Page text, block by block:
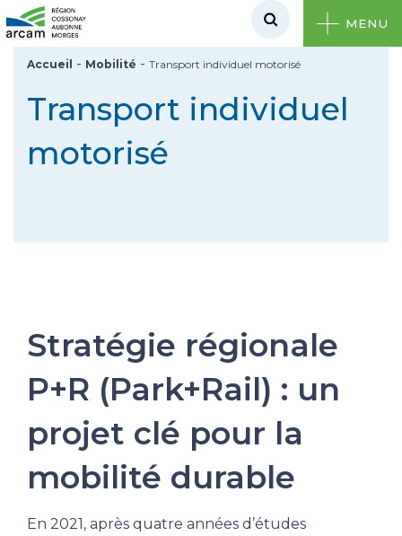
MENU
Accueil - Mobilité - Transport individuel motorisé
Transport individuel
motorisé
Stratégie régionale
P+R (Park+Rail) : un
projet clé pour la
mobilité durable
En 2021, après quatre années d’études